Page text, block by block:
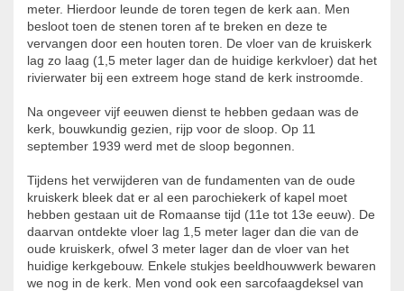
meter. Hierdoor leunde de toren tegen de kerk aan. Men
besloot toen de stenen toren af te breken en deze te
vervangen door een houten toren. De vloer van de kruiskerk
lag zo laag (1,5 meter lager dan de huidige kerkvloer) dat het
rivierwater bij een extreem hoge stand de kerk instroomde.
Na ongeveer vijf eeuwen dienst te hebben gedaan was de
kerk, bouwkundig gezien, rijp voor de sloop. Op 11
september 1939 werd met de sloop begonnen.
Tijdens het verwijderen van de fundamenten van de oude
kruiskerk bleek dat er al een parochiekerk of kapel moet
hebben gestaan uit de Romaanse tijd (11e tot 13e eeuw). De
daarvan ontdekte vloer lag 1,5 meter lager dan die van de
oude kruiskerk, ofwel 3 meter lager dan de vloer van het
huidige kerkgebouw. Enkele stukjes beeldhouwwerk bewaren
we nog in de kerk. Men vond ook een sarcofaagdeksel van